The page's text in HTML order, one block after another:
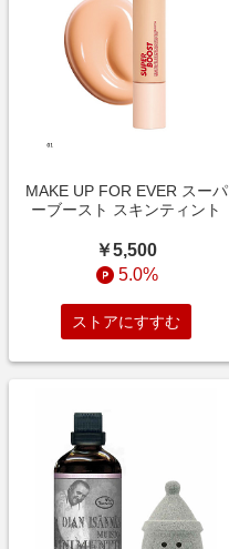
MAKE UP FOR EVER スーパ
ーブースト スキンティント
￥5,500
5.0%
ストアにすすむ